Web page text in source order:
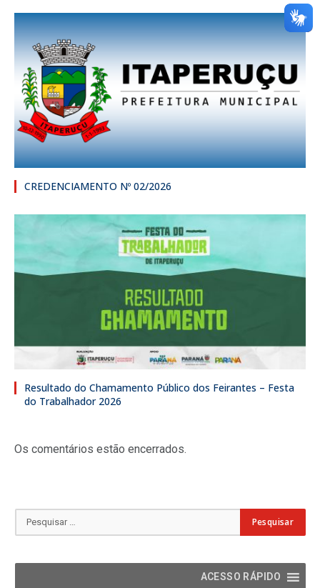
CREDENCIAMENTO Nº 02/2026
Resultado do Chamamento Público dos Feirantes – Festa
do Trabalhador 2026
Os comentários estão encerrados.
ACESSO RÁPIDO